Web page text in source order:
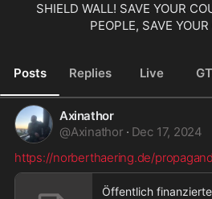
SHIELD WALL! SAVE YOUR
PEOPLE, SAVE
Posts Replies Live
Axinathor
@Axinathor · Dec 17, 2024
https://norberthaering.de/
Öffentlich